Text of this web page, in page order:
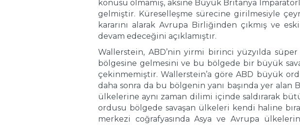
konusu olmamış, aksine Büyük Britanya
gelmiştir. Küreselleşme sürecine girilmesiyle
kararını alarak Avrupa Birliğinden çıkmış ve
devam edeceğini açıklamıştır.
Wallerstein, ABD’nin yirmi birinci yüzyılda
bölgesine gelmesini ve bu bölgede bir büyük
çekinmemiştir. Wallerstein’a göre ABD büyük
daha sonra da bu bölgenin yanı başında yer
ülkelerine aynı zaman dilimi içinde saldırarak
ordusu bölgede savaşan ülkeleri kendi haline
merkezi coğrafyasında Asya ve Avrupa